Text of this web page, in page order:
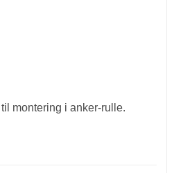
montering i anker-rulle.